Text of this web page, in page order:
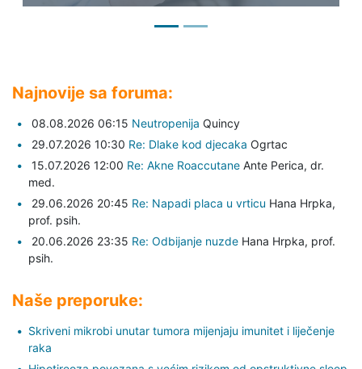
Najnovije sa foruma:
08.08.2026 06:15 Neutropenija Quincy
29.07.2026 10:30 Re: Dlake kod djecaka Ogrtac
15.07.2026 12:00 Re: Akne Roaccutane Ante Perica, dr.
med.
29.06.2026 20:45 Re: Napadi placa u vrticu Hana Hrpka,
prof. psih.
20.06.2026 23:35 Re: Odbijanje nuzde Hana Hrpka, prof.
psih.
Naše preporuke:
Skriveni mikrobi unutar tumora mijenjaju imunitet i liječenje
raka